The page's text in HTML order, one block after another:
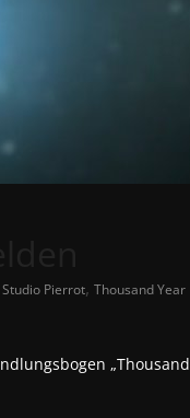
Studio Pierrot, Thousand Year
„Thousand